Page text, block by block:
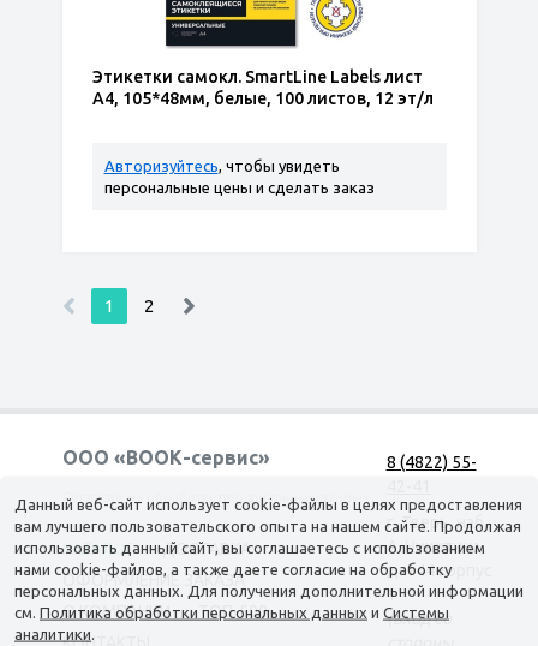
Этикетки самокл. SmartLine Labels лист
А4, 105*48мм, белые, 100 листов, 12 эт/л
Авторизуйтесь, чтобы увидеть
персональные цены и сделать заказ
1 2
ООО «ВООК-сервис»
Согласие на обработку персональных данных
КАТАЛОГ
ДОСТАВКА
ОФОРМЛЕНИЕ ЗАКАЗА
О КОМПАНИИ
ТОП-500
8 (4822) 55-
г. Тверь, наб.
А. Никитина,
д. 144 корпус
1
(вход со
Данный веб-сайт использует cookie-файлы в целях предоставления
вам лучшего пользовательского опыта на нашем сайте. Продолжая
использовать данный сайт, вы соглашаетесь с использованием
нами cookie-файлов, а также даете согласие на обработку
персональных данных. Для получения дополнительной информации
см. Политика обработки персональных данных и Системы
аналитики